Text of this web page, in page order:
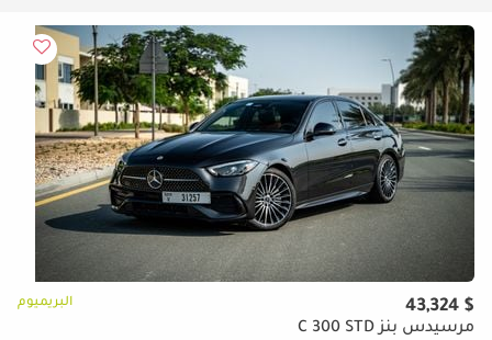
$ 43,324 البريميوم
مرسيدس بنز C 300 STD